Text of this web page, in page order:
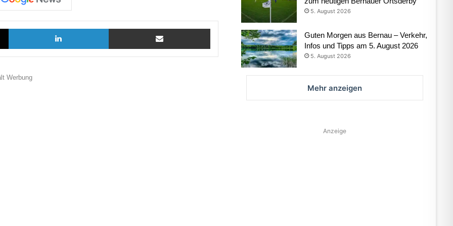
X LinkedIn Teilen via E-Mail
Werbung
5. August 2026
Guten Morgen aus Bernau – Verkehr,
Infos und Tipps am 5. August 2026
5. August 2026
Mehr anzeigen
Anzeige